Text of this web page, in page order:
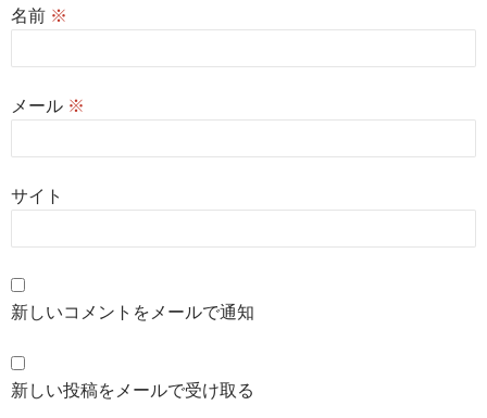
名前 ※
メール ※
サイト
新しいコメントをメールで通知
新しい投稿をメールで受け取る